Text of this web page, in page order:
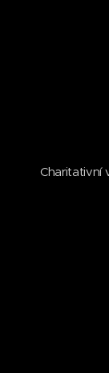
Charitativní